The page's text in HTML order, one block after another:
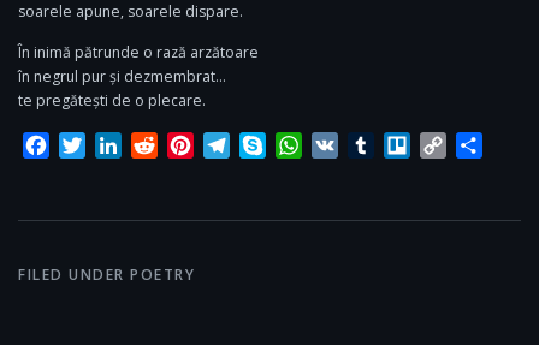
soarele apune, soarele dispare.
În inimă pătrunde o rază arzătoare
în negrul pur și dezmembrat…
te pregătești de o plecare.
Facebook
TwitterLinkedInRedditPinterestTelegram
SkypeWhatsApp
VK TumblrTrelloCopy
FILED UNDER POETRY